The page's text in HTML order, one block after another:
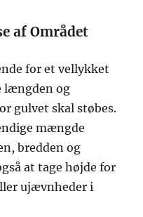
af Området
for et vellykket
længden og
gulvet skal støbes.
mængde
bredden og
at tage højde for
ujævnheder i